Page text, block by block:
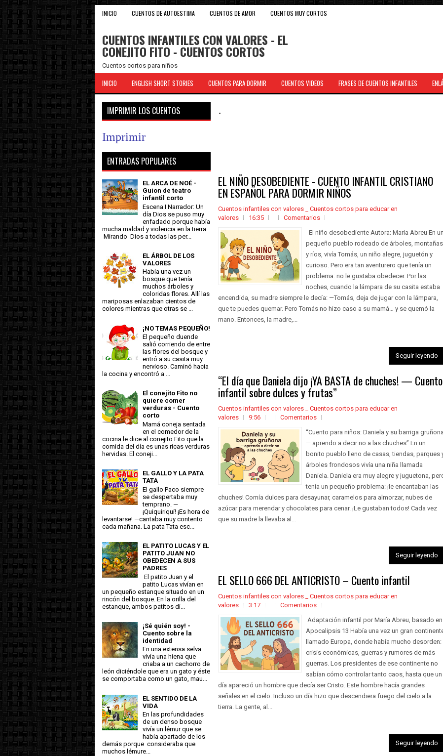
INICIO CUENTOS DE AUTOESTIMA CUENTOS DE AMOR CUENTOS MUY CORTOS
CUENTOS INFANTILES CON VALORES - EL
CONEJITO FITO - CUENTOS CORTOS
Cuentos cortos para niños
INICIO ENGLISH SHORT STORIES CUENTOS PARA DORMIR CUENTOS VIDEOS FRASES DE CUENTOS INFANTILES
.
EL NIÑO DESOBEDIENTE - CUENTO INFANTIL CRISTIANO
EN ESPAÑOL PARA DORMIR NIÑOS
Cuentos infantiles con valores _ Cuentos cortos para educar en
valores
16:35
Comentarios
El niño desobediente Autora: María Abreu En un
pequeño pueblo rodeado de árboles, montañas
y ríos, vivía Tomás, un niño alegre, juguetón y
curioso. Pero era tan aventurero que tenía un
problema: no le gustaba obedecer. Por las
noches, cuando la lámpara de su casita estaba
encendida, su madre siempre le decía: —Tomás, deja de jugar con la lámpara,
que te puedes quemar. Pero Tomás no hizo caso a su mamá… y se quemó la
mano. Entonces, la madre,...
Seguir leyendo
“El día que Daniela dijo ¡YA BASTA de chuches! — Cuento
infantil sobre dulces y frutas”
Cuentos infantiles con valores _ Cuentos cortos para educar en
valores
9:56
Comentarios
“Cuento para niños: Daniela y su barriga gruñona
— aprendo a decir no a las chuches” En un
bonito pueblo lleno de casas, tiendas, parques
árboles frondosos vivía una niña llamada
Daniela. Daniela era muy alegre y juguetona,
tenía un pequeño problema: ¡le encantaban las
chuches! Comía dulces para desayunar, caramelos para almorzar, nubes de
azúcar para merendar y chocolates para cenar. ¡Le gustaban todos! Cada vez
que su madre la llevaba al...
Seguir leyendo
EL SELLO 666 DEL ANTICRISTO – Cuento infantil
Cuentos infantiles con valores _ Cuentos cortos para educar en
valores
3:17
Comentarios
Adaptación infantil por María Abreu, basado en
Apocalipsis 13 Había una vez un gran
llamado Europa, donde había mucho desorden:
crisis económicas, guerras y rumores de más
guerras. Los presidentes de ese continente no
sabían cómo controlar tanto caos, hasta que un
día apareció un hombre que decía ser Cristo. Este hombre hacía grandes
señales en el cielo. Incluso un día hizo que descendiera fuego del cielo a la
tierra. La gente, al...
Seguir leyendo
IMPRIMIR LOS CUENTOS
Imprimir
ENTRADAS POPULARES
EL ARCA DE NOÉ -
Guion de teatro
infantil corto
Escena I Narrador: Un
día Dios se puso muy
enfadado porque había
mucha maldad y violencia en la tierra.
Mirando Dios a todas las per...
EL ÁRBOL DE LOS
VALORES
Había una vez un
bosque que tenía
muchos árboles y
coloridas flores. Allí las
mariposas enlazaban cientos de
colores mientras que otras se ...
¡NO TEMAS PEQUEÑO!
El pequeño duende
salió corriendo de entre
las flores del bosque y
entró a su casita muy
nervioso. Caminó hacia
la cocina y encontró a ...
El conejito Fito no
quiere comer
verduras - Cuento
corto
Mamá coneja sentada
en el comedor de la
cocina le dice al conejito Fito que la
comida del día es unas ricas verduras
hervidas. El coneji...
EL GALLO Y LA PATA
TATA
El gallo Paco siempre
se despertaba muy
temprano. —
¡Quiquiriquí! ¡Es hora de
levantarse! —cantaba muy contento
cada mañana. La pata Tata esc...
EL PATITO LUCAS Y EL
PATITO JUAN NO
OBEDECEN A SUS
PADRES
El patito Juan y el
patito Lucas vivían en
un pequeño estanque situado en un
rincón del bosque. En la orilla del
estanque, ambos patitos di...
¡Sé quién soy! -
Cuento sobre la
identidad
En una extensa selva
vivía una hiena que
criaba a un cachorro de
león diciéndole que era un gato y éste
se comportaba como un gato, mau...
EL SENTIDO DE LA
VIDA
En las profundidades
de un denso bosque
vivía un lémur que se
había apartado de los
demás porque consideraba que
muchos lémure...